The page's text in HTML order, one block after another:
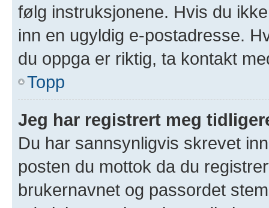
følg instruksjonene. Hvis du
inn en ugyldig e-postadresse.
du oppga er riktig, ta kontakt
Topp
Jeg har registrert meg
Du har sannsynligvis skrevet
posten du mottok da du
brukernavnet og passordet